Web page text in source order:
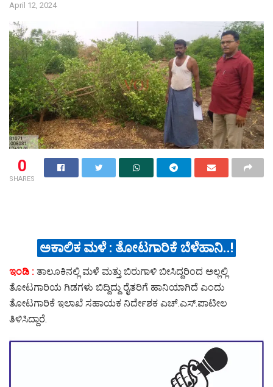
April 12, 2024
0
SHARES
ಅಕಾಲಿಕ ಮಳೆ : ತೋಟಗಾರಿಕೆ ಬೆಳೆಹಾನಿ..!
ಇಂಡಿ : ತಾಲೂಕಿನಲ್ಲಿ ಮಳೆ ಮತ್ತು ಬಿರುಗಾಳಿ ಬೀಸಿದ್ದರಿಂದ ಅಲ್ಲಲ್ಲಿ
ತೋಟಗಾರಿಯ ಗಿಡಗಳು ಬಿದ್ದಿದ್ದು ರೈತರಿಗೆ ಹಾನಿಯಾಗಿದೆ ಎಂದು
ತೋಟಗಾರಿಕೆ ಇಲಾಖೆ ಸಹಾಯಕ ನಿರ್ದೇಶಕ ಎಚ್.ಎಸ್.ಪಾಟೀಲ
ತಿಳಿಸಿದ್ದಾರೆ.